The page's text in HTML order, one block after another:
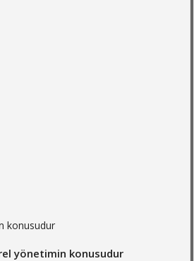
yönetimin konusudur